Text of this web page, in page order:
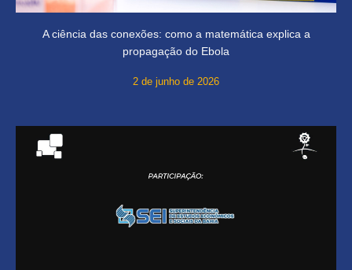
A ciência das conexões: como a matemática explica a
propagação do Ebola
2 de junho de 2026